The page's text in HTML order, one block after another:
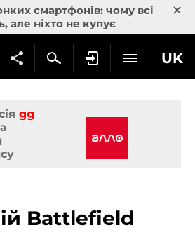
смартфонів: чому всі
але ніхто не купує
×
UK
gg
Battlefield